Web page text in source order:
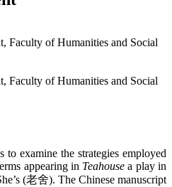
Faculty of Humanities and Social
Faculty of Humanities and Social
examine the strategies employed
appearing in Teahousea play in
(老舍). The Chinese manuscript